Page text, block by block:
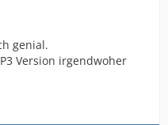
genial.
Version irgendwoher